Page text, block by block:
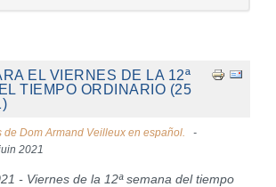
EL VIERNES DE LA 12ª
TIEMPO ORDINARIO (25
de Dom Armand Veilleux en español.
2021
- Viernes de la 12ª semana del tiempo